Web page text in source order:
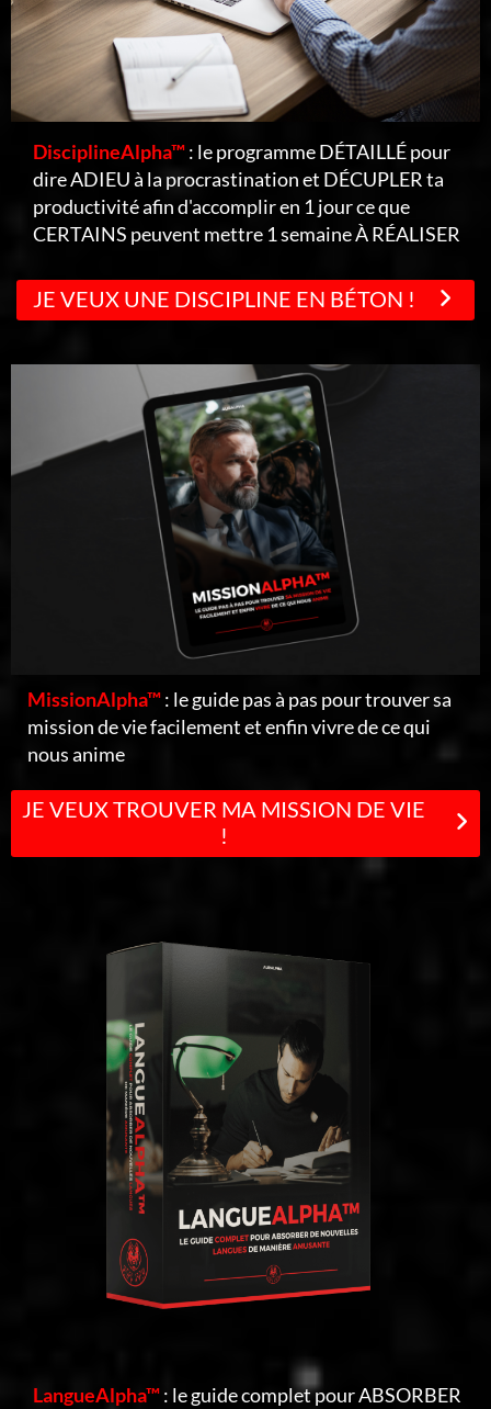
DisciplineAlpha™: le programme DÉTAILLÉ pour
dire ADIEU à la procrastination et DÉCUPLER ta
productivité afin d'accomplir en 1 jour ce que
CERTAINS peuvent mettre 1 semaine À RÉALISER
JE VEUX UNE DISCIPLINE EN BÉTON !
MissionAlpha™: le guide pas à pas pour trouver sa
mission de vie facilement et enfin vivre de ce qui
nous anime
JE VEUX TROUVER MA MISSION DE VIE
!
LangueAlpha™: le guide complet pour ABSORBER